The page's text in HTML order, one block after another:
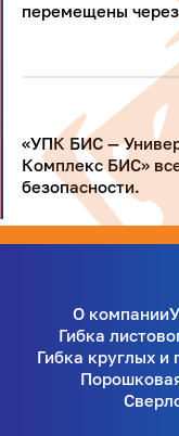
перемещены через
«УПК БИС —
Комплекс БИС»
безопасности.
О компании
Гибка
Гибка круглых и